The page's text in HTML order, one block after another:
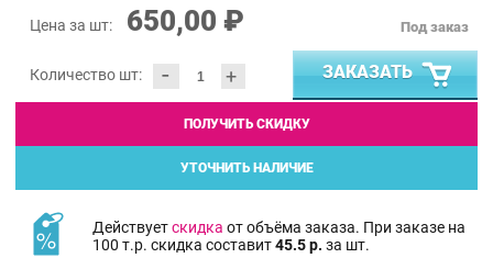
Цена за шт: 650,00 ₽
Количество шт: - +
Под заказ
ЗАКАЗАТЬ
ПОЛУЧИТЬ СКИДКУ
УТОЧНИТЬ НАЛИЧИЕ
Действуетскидка от объёма заказа. При заказе на
100 т.р. скидка составит45.5 р. за шт.